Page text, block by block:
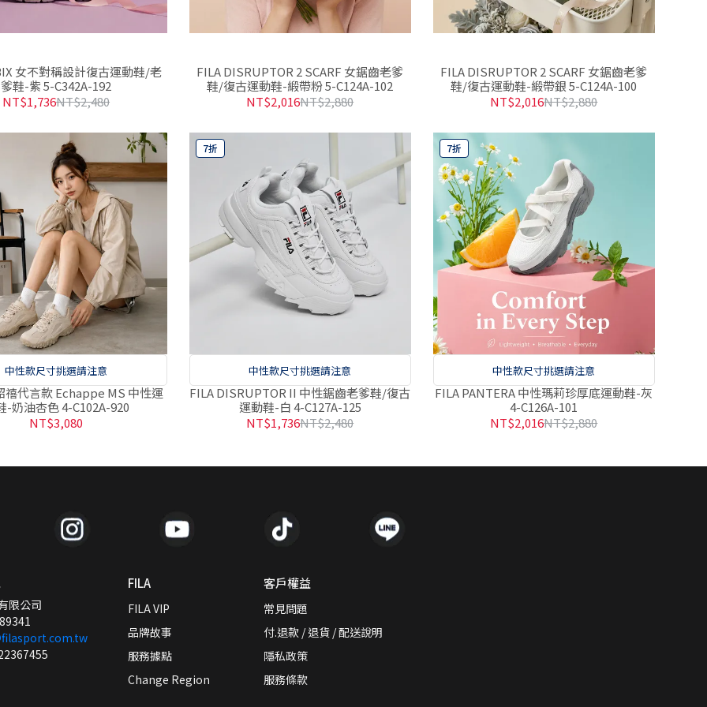
女不對稱設計復古運動鞋/老
爹鞋-紫 5-C342A-192
NT$1,736NT$2,480
FILA DISRUPTOR 2 SCARF 女鋸齒老爹
鞋/復古運動鞋-緞帶粉 5-C124A-102
NT$2,016NT$2,880
FILA DISRUPTOR 2 SCARF 女鋸齒老爹
鞋/復古運動鞋-緞帶銀 5-C124A-100
NT$2,016NT$2,880
中性款尺寸挑選請注意
禧代言款 Echappe MS 中性運
-奶油杏色 4-C102A-920
NT$3,080
7折
中性款尺寸挑選請注意
FILA DISRUPTOR II 中性鋸齒老爹鞋/復古
運動鞋-白 4-C127A-125
NT$1,736NT$2,480
7折
中性款尺寸挑選請注意
FILA PANTERA 中性瑪莉珍厚底運動鞋-灰
4-C126A-101
NT$2,016NT$2,880
限公司
FILA
FILA VIP
品牌故事
服務據點
Change Region
客戶權益
常見問題
付.退款 / 退貨 / 配送說明
隱私政策
服務條款